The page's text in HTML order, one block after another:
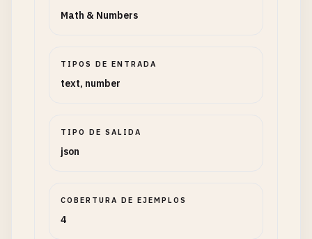
Math & Numbers
TIPOS DE ENTRADA
text, number
TIPO DE SALIDA
json
COBERTURA DE EJEMPLOS
4